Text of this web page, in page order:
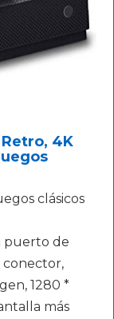
4K
clásicos
puerto de
conector,
1280 *
más